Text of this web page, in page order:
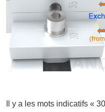
Il y a les mots indicatifs «